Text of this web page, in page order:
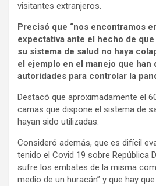
visitantes extranjeros.
Precisó que “nos encontramos
expectativa ante el hecho de
su sistema de salud no haya
el ejemplo en el manejo que han
autoridades para controlar la
Destacó que aproximadamente el
camas que dispone el sistema de
hayan sido utilizadas.
Consideró además, que es difícil
tenido el Covid 19 sobre República
sufre los embates de la misma
medio de un huracán” y que hay